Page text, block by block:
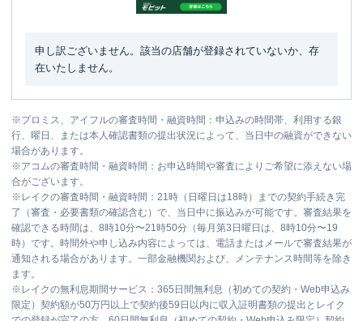
申し訳ございません。該当の店舗が登録されていないか、存
在いたしません。
※プロミス、アイフルの審査時間・融資時間：申込みの時間帯、利用する銀
行、曜日、または本人確認書類の提出状況によって、当日中の融資ができない
場合があります。
※アコムの審査時間・融資時間：お申込時間や審査によりご希望に添えない場
合がございます。
※ レイクの審査時間・融資時間：21時（日曜日は18時）までの契約手続き完
了（審査・必要書類の確認含む）で、当日中に振込みが可能です。審査結果を
確認できる時間は、8時10分〜21時50分（毎月第3日曜日は、8時10分〜19
時）です。時間外や申し込み内容によっては、電話またはメールで審査結果が
通知される場合があります。一部金融機関および、メンテナンス時間等を除き
ます。
※ レイクの無利息期間サービス：365日間無利息（初めての契約・Web申込み
限定）契約額が50万円以上で契約後59日以内に収入証明書類の提出とレイク